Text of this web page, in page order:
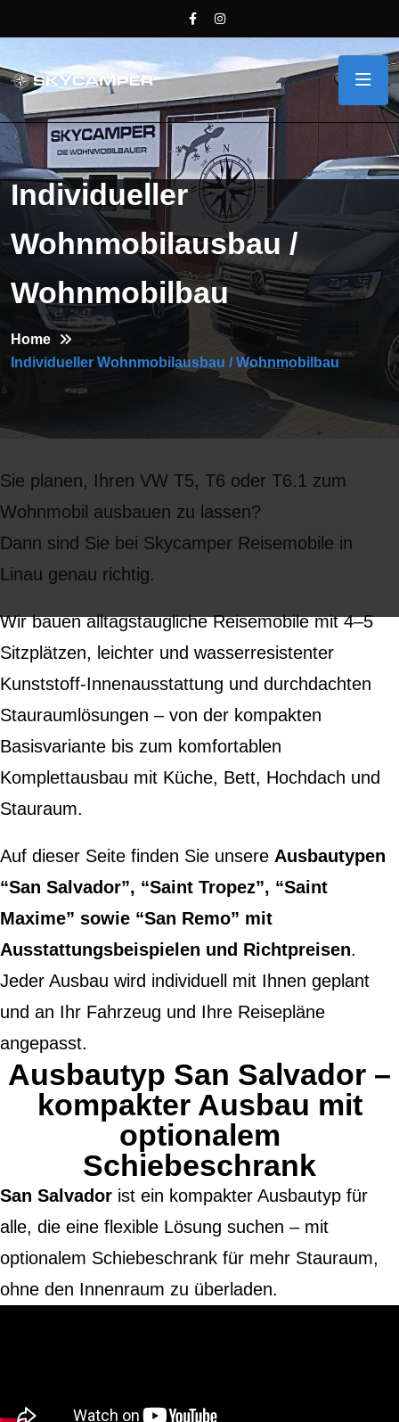
Individueller
Wohnmobilausbau /
Wohnmobilbau
Home
Individueller Wohnmobilausbau / Wohnmobilbau
Sie planen, Ihren VW T5, T6 oder T6.1 zum
Wohnmobil ausbauen zu lassen?
Dann sind Sie bei Skycamper Reisemobile in
Linau genau richtig.
Wir bauen alltagstaugliche Reisemobile mit 4–5
Sitzplätzen, leichter und wasserresistenter
Kunststoff-Innenausstattung und durchdachten
Stauraumlösungen – von der kompakten
Basisvariante bis zum komfortablen
Komplettausbau mit Küche, Bett, Hochdach und
Stauraum.
Auf dieser Seite finden Sie unsere Ausbautypen
“San Salvador”, “Saint Tropez”, “Saint
Maxime” sowie “San Remo” mit
Ausstattungsbeispielen und Richtpreisen.
Jeder Ausbau wird individuell mit Ihnen geplant
und an Ihr Fahrzeug und Ihre Reisepläne
angepasst.
Ausbautyp San Salvador –
kompakter Ausbau mit
optionalem
Schiebeschrank
San Salvador ist ein kompakter Ausbautyp für
alle, die eine flexible Lösung suchen – mit
optionalem Schiebeschrank für mehr Stauraum,
ohne den Innenraum zu überladen.